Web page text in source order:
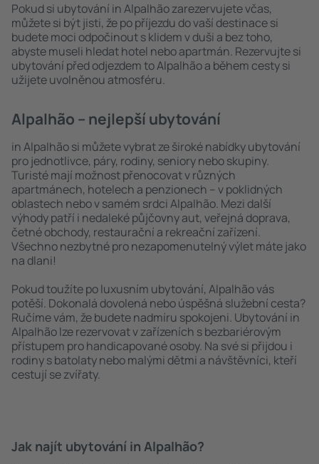
Pokud si ubytování in Alpalhão zarezervujete včas,
můžete si být jisti, že po příjezdu do vaší destinace si
budete moci odpočinout s klidem v duši a bez toho,
abyste museli hledat hotel nebo apartmán. Rezervujte si
ubytování před odjezdem to Alpalhão a během cesty si
užijete uvolněnou atmosféru.
Alpalhão – nejlepší ubytování
in Alpalhão si můžete vybrat ze široké nabídky ubytování
pro jednotlivce, páry, rodiny, seniory nebo skupiny.
Turisté mají možnost přenocovat v různých
apartmánech, hotelech a penzionech – v poklidných
oblastech nebo v samém srdci Alpalhão. Mezi další
výhody patří i nedaleké půjčovny aut, veřejná doprava,
četné obchody, restaurační a rekreační zařízení.
Všechno nezbytné pro nezapomenutelný výlet máte jako
na dlani!
Pokud toužíte po luxusním ubytování, Alpalhão vás
potěší. Dokonalá dovolená nebo úspěšná služební cesta?
Ručíme vám, že budete nadmíru spokojeni. Ubytování in
Alpalhão lze rezervovat v zařízeních s bezbariérovým
přístupem pro handicapované osoby. Na své si přijdou i
rodiny s batolaty nebo malými dětmi a návštěvníci, kteří
cestují se zvířaty.
Jak najít ubytování in Alpalhão?